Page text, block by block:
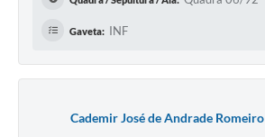
Gaveta: INF
Cademir José de Andrade Romeiro